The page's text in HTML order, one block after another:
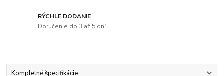
RÝCHLE DODANIE
Doručenie do 3 až 5 dní
Kompletné špecifikácie